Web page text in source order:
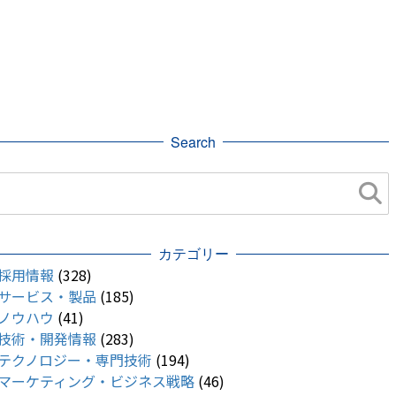
Search
カテゴリー
用情報 (328)
ービス・製品 (185)
ウハウ (41)
術・開発情報 (283)
クノロジー・専門技術 (194)
ーケティング・ビジネス戦略 (46)